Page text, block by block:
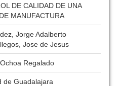
DE CALIDAD DE UNA
MANUFACTURA
Jorge Adalberto
Jose de Jesus
Regalado
de Guadalajara